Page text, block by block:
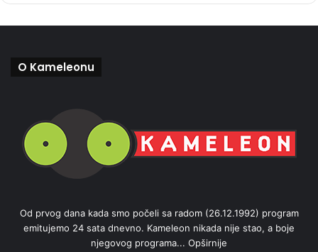
O Kameleonu
Od prvog dana kada smo počeli sa radom (26.12.1992) program
emitujemo 24 sata dnevno. Kameleon nikada nije stao, a boje
njegovog programa... Opširnije